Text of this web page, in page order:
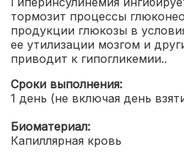
тормозит процессы
продукции глюкозы в
ее утилизации мозгом и
приводит к гипогликемии..
Сроки выполнения:
1 день (не включая день
Биоматериал:
Капиллярная кровь